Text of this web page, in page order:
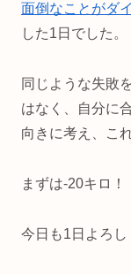
面倒なことがダ
した1日でした。
同じような失敗
はなく、自分に
向きに考え、こ
まずは-20キロ！
今日も1日よろし